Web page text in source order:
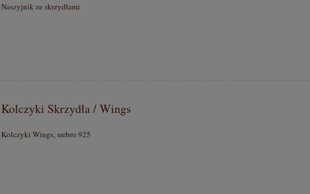
Naszyjnik ze skrzydłami
Kolczyki Skrzydła / Wings
Kolczyki Wings, srebro 925